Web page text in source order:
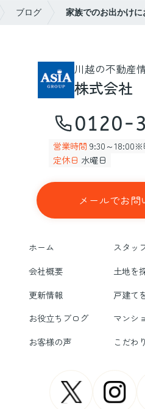
ブログ 家族でのお出かけ
川越の不動産
株式会社
0120-
営業時間 9:30～18:00※
定休日 水曜日
メールでお問
ホーム スタッ
会社概要
土地を
更新情報
戸建て
お役立ちブログ
マンシ
お客様の声
こだわ